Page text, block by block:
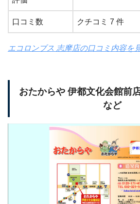
口コミ数 クチコミ 7 件
エコロンブス 志摩店の口コミ内容を
おたからや 伊都文化会館前
など